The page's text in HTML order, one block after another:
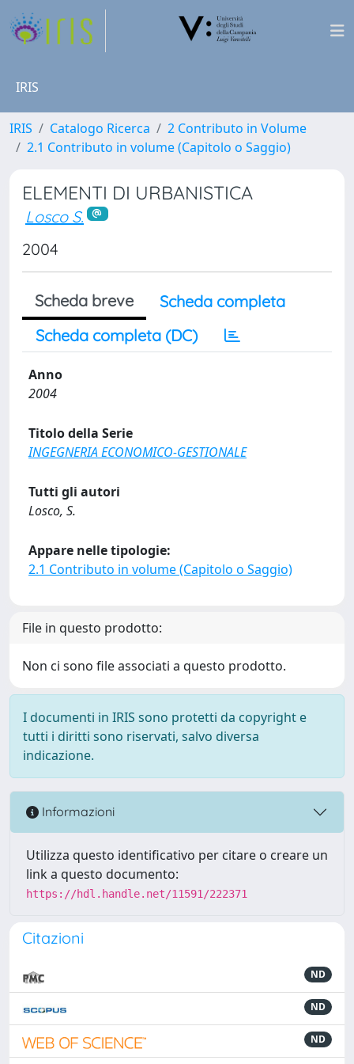
IRIS
IRIS Catalogo Ricerca
2 Contributo in Volume
2.1 Contributo in volume (Capitolo o Saggio)
ELEMENTI DI URBANISTICA
Losco S.
2004
Scheda breve
Scheda completa
Scheda completa (DC)
Anno
2004
Titolo della Serie
INGEGNERIA ECONOMICO-GESTIONALE
Tutti gli autori
Losco, S.
Appare nelle tipologie:
2.1 Contributo in volume (Capitolo o Saggio)
File in questo prodotto:
Non ci sono file associati a questo prodotto.
I documenti in IRIS sono protetti da copyright e
tutti i diritti sono riservati, salvo diversa
indicazione.
Informazioni
Utilizza questo identificativo per citare o creare un
link a questo documento:
https://hdl.handle.net/11591/222371
Citazioni
ND
ND
ND